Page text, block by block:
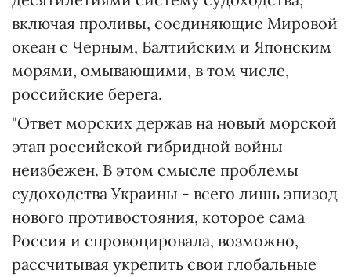
включая проливы, соединяющие Мировой
океан с Черным, Балтийским и Японским
морями, омывающими, в том числе,
российские берега.
"Ответ морских держав на новый морской
этап российской гибридной войны
неизбежен. В этом смысле проблемы
судоходства Украины - всего лишь эпизод
нового противостояния, которое сама
Россия и спровоцировала, возможно,
рассчитывая укрепить свои глобальные